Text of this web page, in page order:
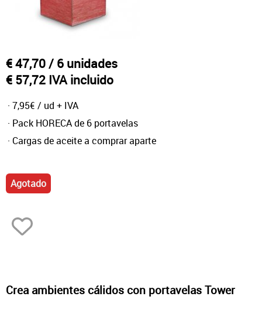
€ 47,70/ 6 unidades
€ 57,72 IVA incluido
· 7,95€ / ud + IVA
· Pack HORECA de 6 portavelas
· Cargas de aceite a comprar aparte
Agotado
Crea ambientes cálidos con portavelas Tower